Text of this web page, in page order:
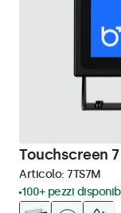
Touchscreen
Articolo: 7TS7M
100+ pezzi